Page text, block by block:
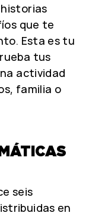
que te
Esta es tu
tus
actividad
familia o
seis
en